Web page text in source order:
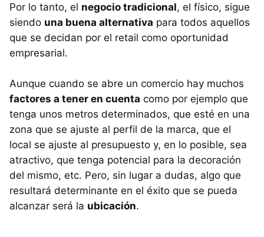
Por lo tanto, el negocio tradicional, el físico, sigue
siendo una buena alternativa para todos aquellos
que se decidan por el retail como oportunidad
empresarial.
Aunque cuando se abre un comercio hay muchos
factores a tener en cuenta como por ejemplo que
tenga unos metros determinados, que esté en una
zona que se ajuste al perfil de la marca, que el
local se ajuste al presupuesto y, en lo posible, sea
atractivo, que tenga potencial para la decoración
del mismo, etc. Pero, sin lugar a dudas, algo que
resultará determinante en el éxito que se pueda
alcanzar será la ubicación.